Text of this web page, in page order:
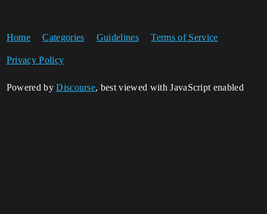
Home Categories Guidelines Terms of Service
Privacy Policy
Powered byDiscourse, best viewed with JavaScript enabled